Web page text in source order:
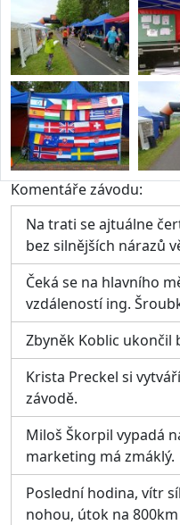
Komentáře závodu:
Na trati se ajtuálne
bez silnějších nárazů
Čeká se na hlavního
vzdáleností ing.
Zbyněk Koblic ukončil
Krista Preckel si
závodě.
Miloš Škorpil vypadá
marketing má zmáklý.
Poslední hodina, vítr
nohou, útok na